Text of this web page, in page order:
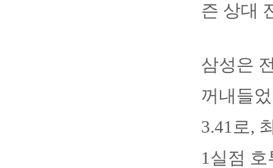
즌 상대
삼성은
꺼내들
3.41로,
1실점